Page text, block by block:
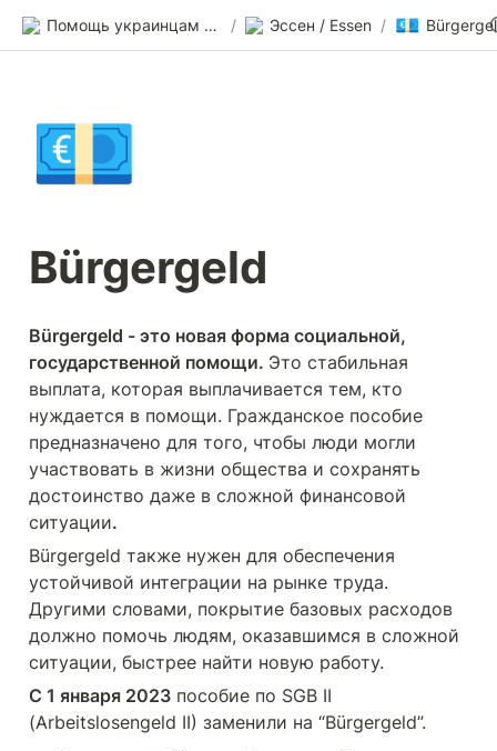
Помощь украинцам в Германии / Эссен / Essen / 💶
💶
Bürgergeld
Bürgergeld - это новая форма социальной,
государственной помощи. Это стабильная
выплата, которая выплачивается тем, кто
нуждается в помощи. Гражданское пособие
предназначено для того, чтобы люди могли
участвовать в жизни общества и сохранять
достоинство даже в сложной финансовой
ситуации.
Bürgergeld также нужен для обеспечения
устойчивой интеграции на рынке труда.
Другими словами, покрытие базовых расходов
должно помочь людям, оказавшимся в сложной
ситуации, быстрее найти новую работу.
С 1 января 2023 пособие по SGB II
(Arbeitslosengeld II) заменили на “Bürgergeld”.